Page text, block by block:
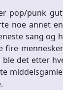
pop/punk
noe annet
sang og
det etter